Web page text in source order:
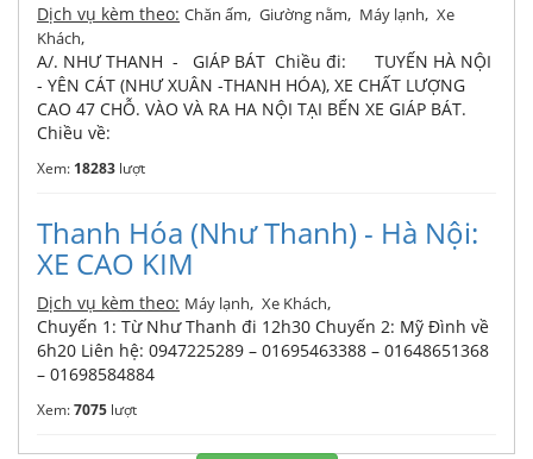
Dịch vụ kèm theo: Chăn ấm, Giường nằm, Máy lạnh, Xe
Khách,
A/. NHƯ THANH - GIÁP BÁT Chiều đi: TUYẾN HÀ NỘI
- YÊN CÁT (NHƯ XUÂN -THANH HÓA), XE CHẤT LƯỢNG
CAO 47 CHỖ. VÀO VÀ RA HA NỘI TẠI BẾN XE GIÁP BÁT.
Chiều về:
Xem: 18283 lượt
Thanh Hóa (Như Thanh) - Hà Nội:
XE CAO KIM
Dịch vụ kèm theo: Máy lạnh, Xe Khách,
Chuyến 1: Từ Như Thanh đi 12h30 Chuyến 2: Mỹ Đình về
6h20 Liên hệ: 0947225289 – 01695463388 – 01648651368
– 01698584884
Xem:7075 lượt